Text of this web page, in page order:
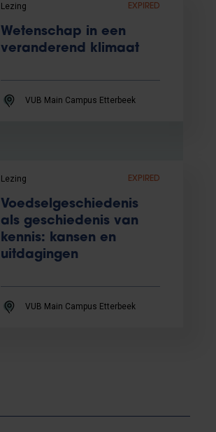
Lezing EXPIRED
Wetenschap in een
veranderend klimaat
VUB Main Campus Etterbeek
Lezing EXPIRED
Voedselgeschiedenis
als geschiedenis van
kennis: kansen en
uitdagingen
VUB Main Campus Etterbeek